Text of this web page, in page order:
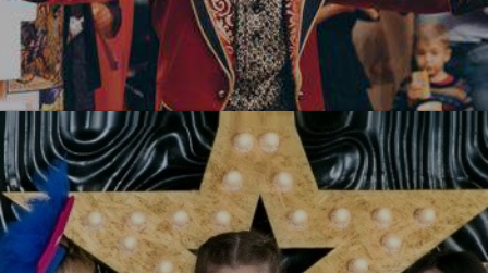
УЗНАТЬ БОЛЬШЕ
Цирк! Цирк! Цирк!